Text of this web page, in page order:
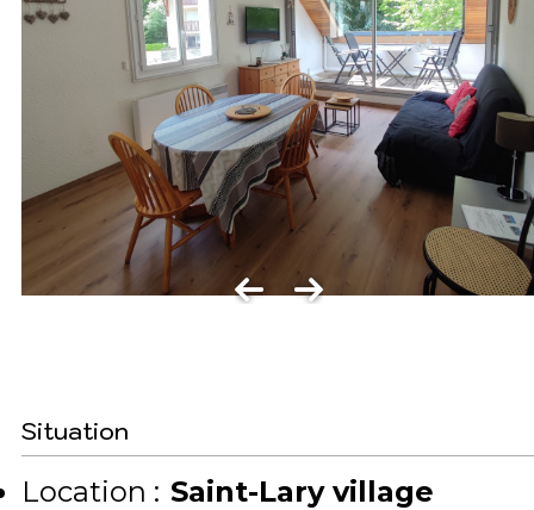
Situation
Location : Saint-Lary village